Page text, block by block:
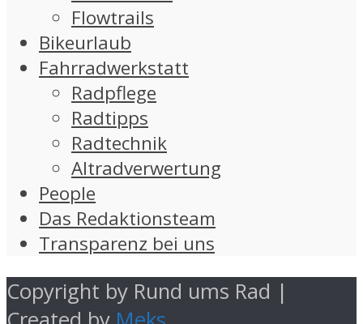
Flowtrails
Bikeurlaub
Fahrradwerkstatt
Radpflege
Radtipps
Radtechnik
Altradverwertung
People
Das Redaktionsteam
Transparenz bei uns
Copyright by Rund ums Rad |